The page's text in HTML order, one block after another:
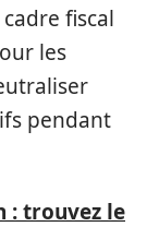
fiscal
les
pendant
: trouvez le